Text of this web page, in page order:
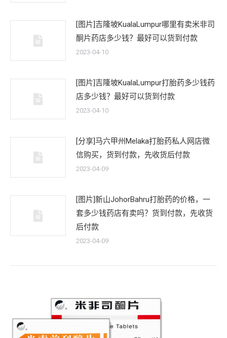
[图片]吉隆坡KualaLumpur哪里有卖米非司
酮片药店多少钱？最好可以货到付款
2023-04-10
[图片]吉隆坡KualaLumpur打胎药多少钱药
店多少钱？最好可以货到付款
2023-04-10
[分享]马六甲州Melaka打胎药私人网店微
信购买，货到付款，先收货后付款
2023-04-09
[图片]新山JohorBahru打胎药的价格，一
套多少钱药店有卖吗？货到付款，先收货
后付款
2023-04-09